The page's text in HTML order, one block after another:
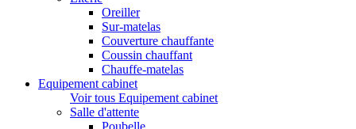
Oreiller
Sur-matelas
Couverture chauffante
Coussin chauffant
Chauffe-matelas
Equipement cabinet
Voir tous Equipement cabinet
Salle d'attente
Poubelle